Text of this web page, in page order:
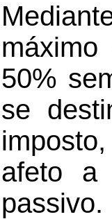
50%
se
afeto a
passivo.